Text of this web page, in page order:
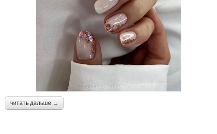
читать дальше →